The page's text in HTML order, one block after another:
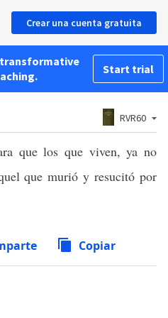
Crear una cuenta gratuita
transformative
Start trial
RVR60
que los que viven, ya no
que murió y resucitó por
Copiar